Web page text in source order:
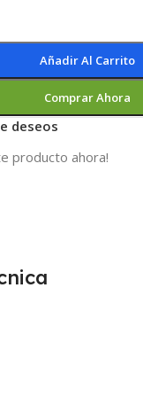
Añadir Al Carrito
Comprar Ahora
deseos
producto ahora!